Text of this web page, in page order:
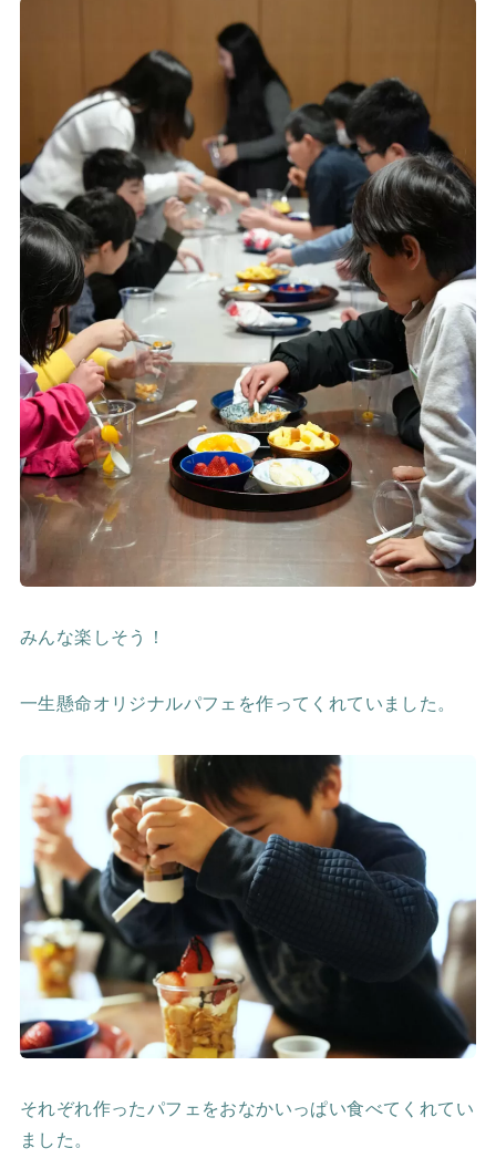
みんな楽しそう！
一生懸命オリジナルパフェを作ってくれていました。
それぞれ作ったパフェをおなかいっぱい食べてくれてい
ました。